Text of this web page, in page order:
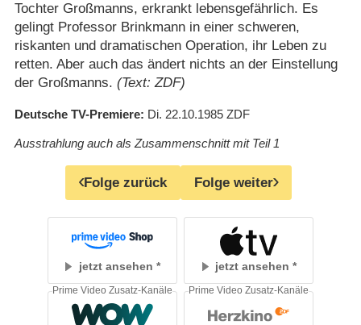
Tochter Großmanns, erkrankt lebensgefährlich. Es
gelingt Professor Brinkmann in einer schweren,
riskanten und dramatischen Operation, ihr Leben zu
retten. Aber auch das ändert nichts an der Einstellung
der Großmanns. (Text: ZDF)
Deutsche TV-Premiere Di. 22.10.1985 ZDF
Ausstrahlung auch als Zusammenschnitt mit Teil 1
Folge zurück Folge weiter
jetzt ansehen jetzt ansehen
Prime Video Zusatz-Kanäle Prime Video Zusatz-Kanäle